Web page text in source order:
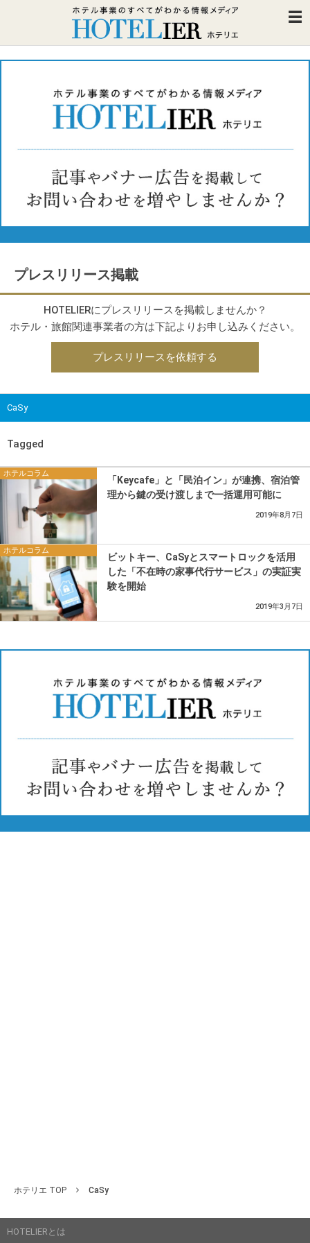
プレスリリース掲載
HOTELIERにプレスリリースを掲載しませんか？
ホテル・旅館関連事業者の方は下記よりお申し込みください。
プレスリリースを依頼する
CaSy
Tagged
ホテルコラム
「Keycafe」と「民泊イン」が連携、宿泊管
理から鍵の受け渡しまで一括運用可能に
2019年8月7日
ホテルコラム
ビットキー、CaSyとスマートロックを活用
した「不在時の家事代行サービス」の実証実
験を開始
2019年3月7日
ホテリエ TOP CaSy
HOTELIERとは